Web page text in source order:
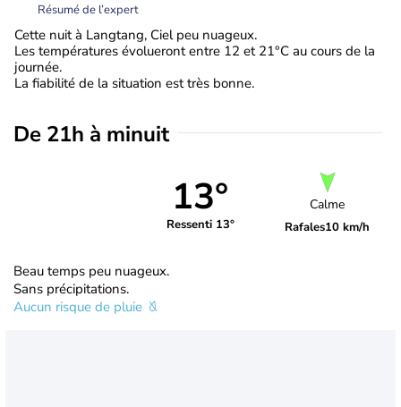
Résumé de l’expert
Cette nuit à Langtang, Ciel peu nuageux.
Les températures évolueront entre 12 et 21°C au cours de la
journée.
La fiabilité de la situation est très bonne.
De 21h à minuit
13°
Ressenti 13°
Calme
Rafales10 km/h
Beau temps peu nuageux.
Sans précipitations.
Aucun risque de pluie